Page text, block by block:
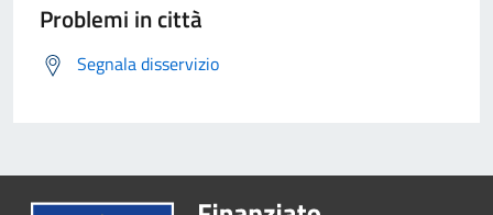
Problemi in città
Segnala disservizio